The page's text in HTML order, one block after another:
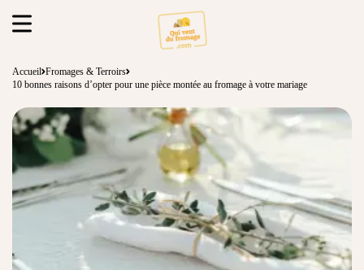
Accueil Fromages & Terroirs
10 bonnes raisons d’opter pour une pièce montée au fromage à votre mariage